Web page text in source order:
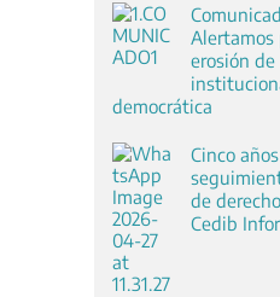
erosión de
democrática
Cinco
de
Cedib